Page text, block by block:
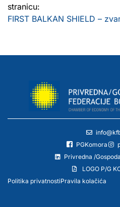
stranicu:
FIRST BALKAN SHIELD –
PGKomora
Privredna /
LOGO P/G
Politika privatnostiPravila kolačića